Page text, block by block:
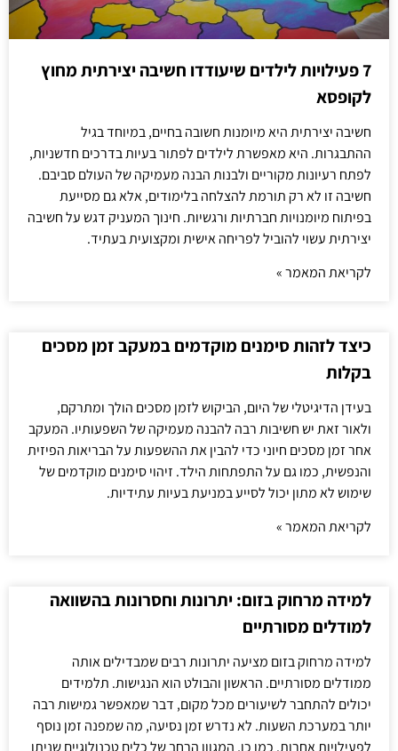
7 פעילויות לילדים שיעודדו חשיבה יצירתית מחוץ
לקופסא
חשיבה יצירתית היא מיומנות חשובה בחיים, במיוחד בגיל
ההתבגרות. היא מאפשרת לילדים לפתור בעיות בדרכים חדשניות,
לפתח רעיונות מקוריים ולבנות הבנה מעמיקה של העולם סביבם.
חשיבה זו לא רק תורמת להצלחה בלימודים, אלא גם מסייעת
בפיתוח מיומנויות חברתיות ורגשיות. חינוך המעניק דגש על חשיבה
יצירתית עשוי להוביל לפריחה אישית ומקצועית בעתיד.
לקריאת המאמר »
כיצד לזהות סימנים מוקדמים במעקב זמן מסכים
בקלות
בעידן הדיגיטלי של היום, הביקוש לזמן מסכים הולך ומתרקם,
ולאור זאת יש חשיבות רבה להבנה מעמיקה של השפעותיו. המעקב
אחר זמן מסכים חיוני כדי להבין את ההשפעות על הבריאות הפיזית
והנפשית, כמו גם על התפתחות הילד. זיהוי סימנים מוקדמים של
שימוש לא מתון יכול לסייע במניעת בעיות עתידיות.
לקריאת המאמר »
למידה מרחוק בזום: יתרונות וחסרונות בהשוואה
למודלים מסורתיים
למידה מרחוק בזום מציעה יתרונות רבים שמבדילים אותה
ממודלים מסורתיים. הראשון והבולט הוא הנגישות. תלמידים
יכולים להתחבר לשיעורים מכל מקום, דבר שמאפשר גמישות רבה
יותר במערכת השעות. לא נדרש זמן נסיעה, מה שמפנה זמן נוסף
לפעילויות אחרות. כמו כן, המגוון הרחב של כלים טכנולוגיים שניתן